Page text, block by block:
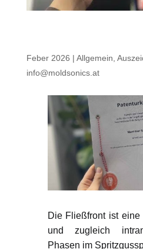
Feber 2026 | Allgemein
info@moldsonics.at
Die Fließfront ist
und zugleich
Phasen im